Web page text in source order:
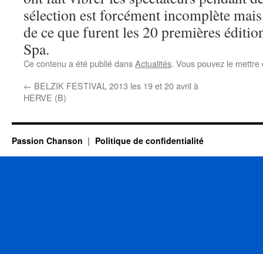
sélection est forcément incomplète
de ce que furent les 20 premières
Spa.
Ce contenu a été publié dansActualités. Vous pouvez le
← BELZIK FESTIVAL 2013 les 19 et 20 avril à
HERVE (B)
Passion Chanson Politique de confidentialité